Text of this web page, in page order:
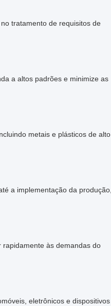
tratamento de requisitos de
a altos padrões e minimize as
metais e plásticos de alto
a implementação da produção,
às demandas do
eletrônicos e dispositivos